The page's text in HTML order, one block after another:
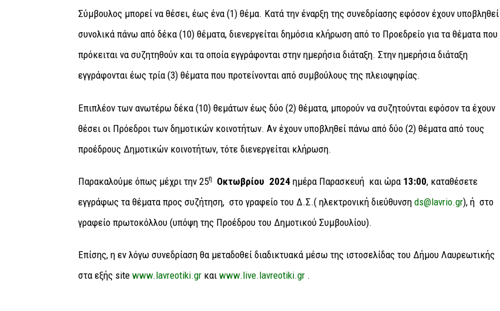
Σύμβουλος μπορεί να θέσει, έως ένα (1) θέμα. Κατά την έναρξη της συνεδρίασης εφόσον έχουν υποβληθεί
συνολικά πάνω από δέκα (10) θέματα, διενεργείται δημόσια κλήρωση από το Προεδρείο για τα θέματα που
πρόκειται να συζητηθούν και τα οποία εγγράφονται στην ημερήσια διάταξη. Στην ημερήσια διάταξη
εγγράφονται έως τρία (3) θέματα που προτείνονται από συμβούλους της πλειοψηφίας.
Επιπλέον των ανωτέρω δέκα (10) θεμάτων έως δύο (2) θέματα, μπορούν να συζητούνται εφόσον τα έχουν
θέσει οι Πρόεδροι των δημοτικών κοινοτήτων. Αν έχουν υποβληθεί πάνω από δύο (2) θέματα από τους
προέδρους Δημοτικών κοινοτήτων, τότε διενεργείται κλήρωση.
Παρακαλούμε όπως μέχρι την 25η Οκτωβρίου 2024 ημέρα Παρασκευή και ώρα13:00, καταθέσετε
εγγράφως τα θέματα προς συζήτηση, στο γραφείο του Δ.Σ.( ηλεκτρονική διεύθυνση ds@lavrio.gr), ή στο
γραφείο πρωτοκόλλου (υπόψη της Προέδρου του Δημοτικού Συμβουλίου).
Επίσης, η εν λόγω συνεδρίαση θα μεταδοθεί διαδικτυακά μέσω της ιστοσελίδας του Δήμου Λαυρεωτικής
στα εξής site www.lavreotiki.grκαι www.live.lavreotiki.gr.